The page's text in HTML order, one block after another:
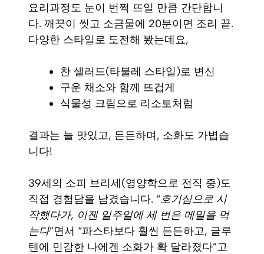
요리과정도 눈이 번쩍 뜨일 만큼 간단합니
다. 깨끗이 씻고 소금물에 20분이면 조리 끝.
다양한 스타일로 도전해 봤는데요,
찬 샐러드(타불레 스타일)로 변신
구운 채소와 함께 뜨겁게
식물성 크림으로 리소토처럼
결과는 늘 맛있고, 든든하며, 소화도 가볍습
니다!
39세의 소피 브리세(영양학으로 전직 중)도
직접 경험담을 남겼습니다. “호기심으로 시
작했다가, 이젠 일주일에 세 번은 메밀을 먹
는다”면서 “파스타보다 훨씬 든든하고, 글루
텐에 민감한 나에겐 소화가 확 달라졌다”고